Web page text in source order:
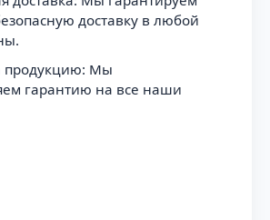
доставку в любой
продукцию: Мы
гарантию на все наши